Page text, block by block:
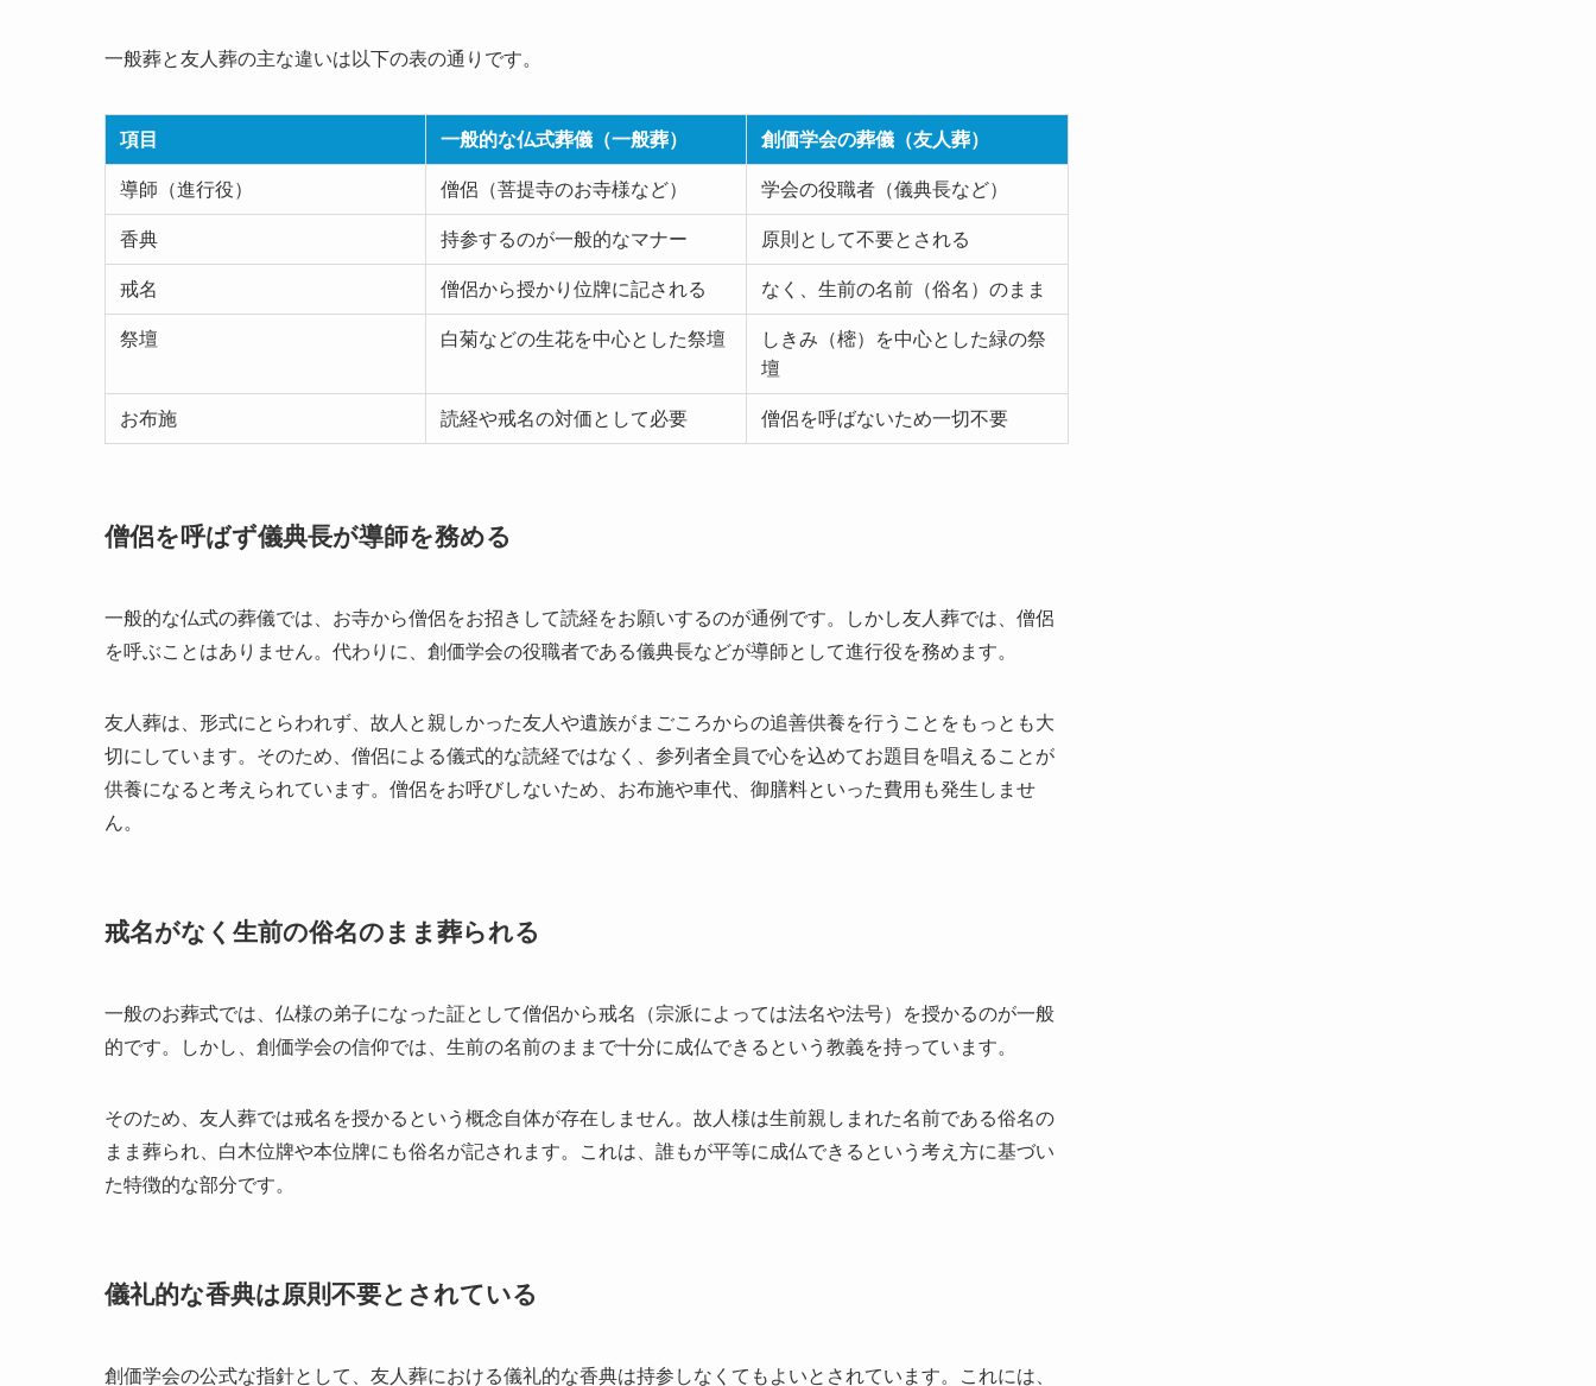
一般葬と友人葬の主な違いは以下の表の通りです。
項目 一般的な仏式葬儀（一般葬） 創価学会の葬儀（友人葬）
導師（進行役） 僧侶（菩提寺のお寺様など） 学会の役職者（儀典長など）
香典 持参するのが一般的なマナー 原則として不要とされる
戒名 僧侶から授かり位牌に記される なく、生前の名前（俗名）のまま
祭壇 白菊などの生花を中心とした祭壇
しきみ（樒）を中心とした緑の祭
壇
お布施 読経や戒名の対価として必要 僧侶を呼ばないため一切不要
僧侶を呼ばず儀典長が導師を務める
一般的な仏式の葬儀では、お寺から僧侶をお招きして読経をお願いするのが通例です。しかし友人葬では、僧侶
を呼ぶことはありません。代わりに、創価学会の役職者である儀典長などが導師として進行役を務めます。
友人葬は、形式にとらわれず、故人と親しかった友人や遺族がまごころからの追善供養を行うことをもっとも大
切にしています。そのため、僧侶による儀式的な読経ではなく、参列者全員で心を込めてお題目を唱えることが
供養になると考えられています。僧侶をお呼びしないため、お布施や車代、御膳料といった費用も発生しませ
ん。
戒名がなく生前の俗名のまま葬られる
一般のお葬式では、仏様の弟子になった証として僧侶から戒名（宗派によっては法名や法号）を授かるのが一般
的です。しかし、創価学会の信仰では、生前の名前のままで十分に成仏できるという教義を持っています。
そのため、友人葬では戒名を授かるという概念自体が存在しません。故人様は生前親しまれた名前である俗名の
まま葬られ、白木位牌や本位牌にも俗名が記されます。これは、誰もが平等に成仏できるという考え方に基づい
た特徴的な部分です。
儀礼的な香典は原則不要とされている
創価学会の公式な指針として、友人葬における儀礼的な香典は持参しなくてもよいとされています。これには、